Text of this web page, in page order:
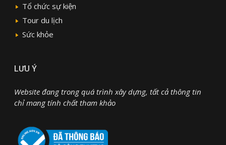
Tổ chức sự kiện
Tour du lịch
Sức khỏe
LƯU Ý
Website đang trong quá trình xây dựng, tất cả thông tin
chỉ mang tính chất tham khảo